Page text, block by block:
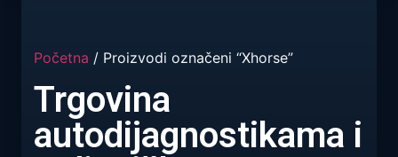
Početna / Proizvodi označeni “Xhorse”
Trgovina
autodijagnostikama i